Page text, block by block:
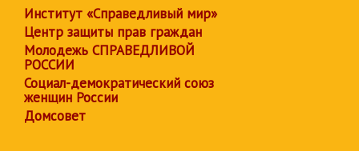
Институт «Справедливый мир»
Центр защиты прав граждан
Молодежь СПРАВЕДЛИВОЙ
РОССИИ
Социал-демократический союз
женщин России
Домсовет